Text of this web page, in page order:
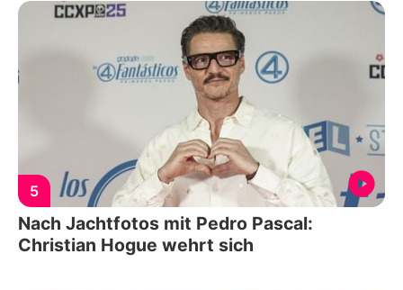
5
Nach Jachtfotos mit Pedro Pascal:
Christian Hogue wehrt sich